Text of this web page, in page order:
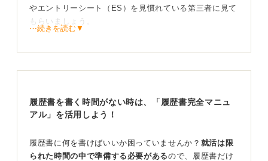
やエントリーシート（ES）を見慣れている第三者に見て
もらいましょう。
活エージェントを活用するのもおすすめです。たとえば
ましょう。
えてみよう
⋯続きを読む▼
履歴書を書く時間がない時は、「履歴書完全マニュ
アル」を活用しよう！
履歴書に何を書けばいいか困っていませんか？ 就活は限
られた時間の中で準備する必要があるので、履歴書だけ